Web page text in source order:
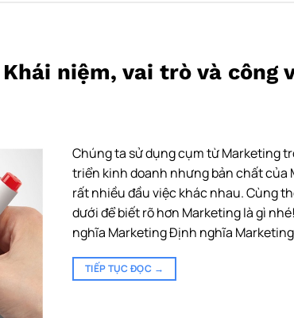
niệm, vai trò và công
Chúng ta sử dụng cụm từ Marketing
triển kinh doanh nhưng bản chất của
rất nhiều đầu việc khác nhau. Cùng
dưới để biết rõ hơn Marketing là gì
nghĩa Marketing Định nghĩa
TIẾP TỤC ĐỌC →